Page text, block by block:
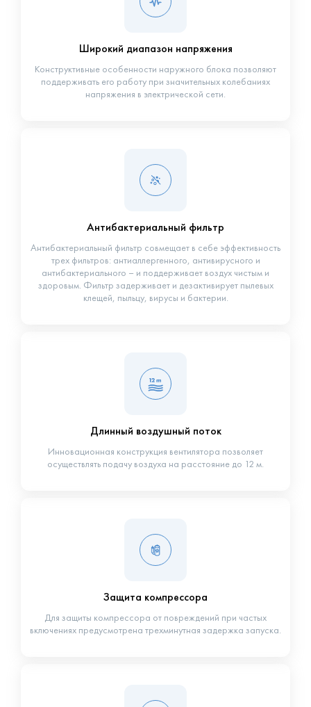
Широкий диапазон напряжения
Конструктивные особенности наружного блока позволяют
поддерживать его работу при значительных колебаниях
напряжения в электрической сети.
Антибактериальный фильтр
Антибактериальный фильтр совмещает в себе эффективность
трех фильтров: антиаллергенного, антивирусного и
антибактериального – и поддерживает воздух чистым и
здоровым. Фильтр задерживает и дезактивирует пылевых
клещей, пыльцу, вирусы и бактерии.
Длинный воздушный поток
Инновационная конструкция вентилятора позволяет
осуществлять подачу воздуха на расстояние до 12 м.
Защита компрессора
Для защиты компрессора от повреждений при частых
включениях предусмотрена трехминутная задержка запуска.